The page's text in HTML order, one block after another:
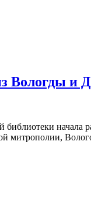
Вологды и
начала
митрополии,